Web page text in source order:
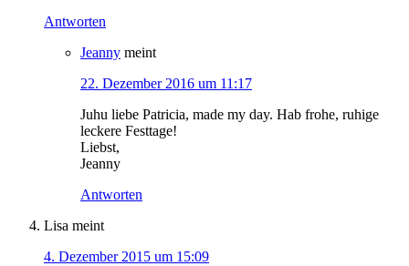
Antworten
Jeanny meint
22. Dezember 2016 um 11:17
Juhu liebe Patricia, made my day. Hab frohe, ruhige
leckere Festtage!
Liebst,
Jeanny
Antworten
Lisa meint
4. Dezember 2015 um 15:09